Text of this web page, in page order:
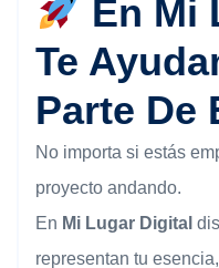
En Mi
Te
Parte De
No importa si estás
proyecto andando.
En Mi Lugar Digital
representan tu